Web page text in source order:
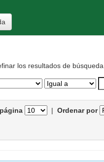
los resultados de búsqueda.
| Ordenar por